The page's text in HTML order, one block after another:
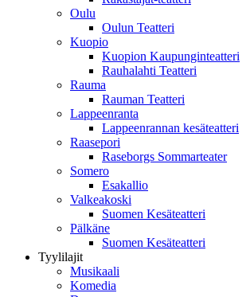
Oulu
Oulun Teatteri
Kuopio
Kuopion Kaupunginteatteri
Rauhalahti Teatteri
Rauma
Rauman Teatteri
Lappeenranta
Lappeenrannan kesäteatteri
Raasepori
Raseborgs Sommarteater
Somero
Esakallio
Valkeakoski
Suomen Kesäteatteri
Pälkäne
Suomen Kesäteatteri
Tyylilajit
Musikaali
Komedia